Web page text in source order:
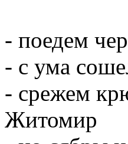
- поедем
- с ума
- срежем
Житомир